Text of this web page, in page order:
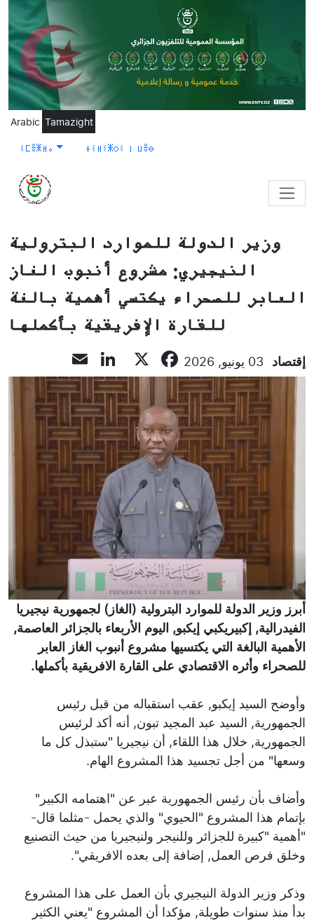
Skip to main content
Arabic Tamazight
ⵉⵎⴻⵥⵍⴰ ⵜⵉⵍⵉⵥⵔⵉ ⵏ ⵡⴻⴱ
وزير الدولة للموارد البترولية
النيجيري: مشروع أنبوب الغاز
العابر للصحراء يكتسي أهمية بالغة
للقارة الإفريقية بأكملها
إقتصاد 03 يونيو, 2026 Facebook
LinkedIn
أبرز وزير الدولة للموارد البترولية (الغاز) لجمهورية نيجيريا
الفيدرالية, إكبيريكبي إيكبو, اليوم الأربعاء بالجزائر العاصمة,
الأهمية البالغة التي يكتسيها مشروع أنبوب الغاز العابر
للصحراء وأثره الاقتصادي على القارة الافريقية بأكملها.
وأوضح السيد إيكبو, عقب استقباله من قبل رئيس
الجمهورية, السيد عبد المجيد تبون, أنه أكد لرئيس
الجمهورية, خلال هذا اللقاء, أن نيجيريا "ستبذل كل ما
وسعها" من أجل تجسيد هذا المشروع الهام.
وأضاف بأن رئيس الجمهورية عبر عن "اهتمامه الكبير"
بإتمام هذا المشروع "الحيوي" والذي يحمل -مثلما قال-
"أهمية "كبيرة للجزائر وللنيجر ولنيجيريا من حيث التصنيع
وخلق فرص العمل, إضافة إلى بعده الافريقي".
وذكر وزير الدولة النيجيري بأن العمل على هذا المشروع
بدأ منذ سنوات طويلة, مؤكدا أن المشروع "يعني الكثير